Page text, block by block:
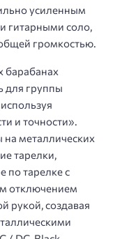
усиленным
гитарными соло,
громкостью.
барабанах
для группы
и точности».
металлических
тарелки,
по тарелке с
отключением
рукой, создавая